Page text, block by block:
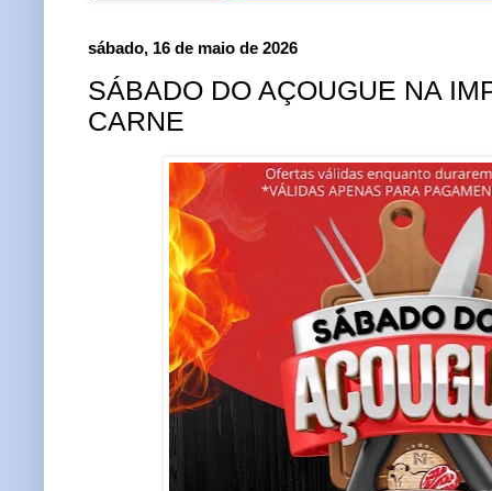
sábado, 16 de maio de 2026
SÁBADO DO AÇOUGUE NA
CARNE